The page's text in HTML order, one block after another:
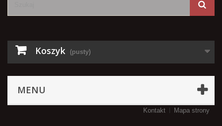
Koszyk (pusty)
MENU
Kontakt Mapa strony